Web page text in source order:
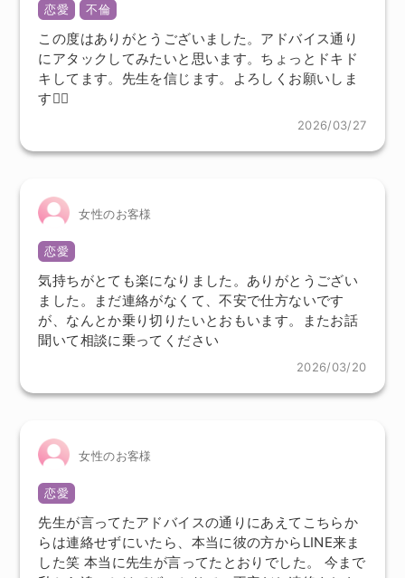
恋愛 不倫
この度はありがとうございました。アドバイス通り
にアタックしてみたいと思います。ちょっとドキド
キしてます。先生を信じます。よろしくお願いしま
す🙇‍♀️
2026/03/27
女性のお客様
恋愛
気持ちがとても楽になりました。ありがとうござい
ました。まだ連絡がなくて、不安で仕方ないです
が、なんとか乗り切りたいとおもいます。またお話
聞いて相談に乗ってください
2026/03/20
女性のお客様
恋愛
先生が言ってたアドバイスの通りにあえてこちらか
らは連絡せずにいたら、本当に彼の方からLINE来ま
した笑 本当に先生が言ってたとおりでした。 今まで